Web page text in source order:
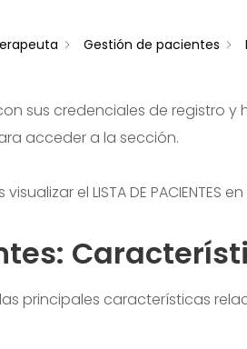
Gestión de pacientes
sus credenciales de registro y
acceder a la sección.
el LISTA DE PACIENTES
principales características